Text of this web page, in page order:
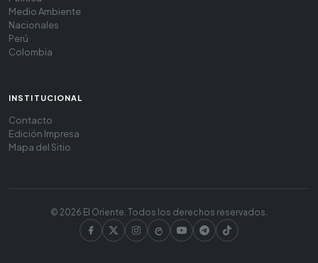
Medio Ambiente
Nacionales
Perú
Colombia
INSTITUCIONAL
Contacto
Edición Impresa
Mapa del Sitio
© 2026 El Oriente. Todos los derechos reservados.